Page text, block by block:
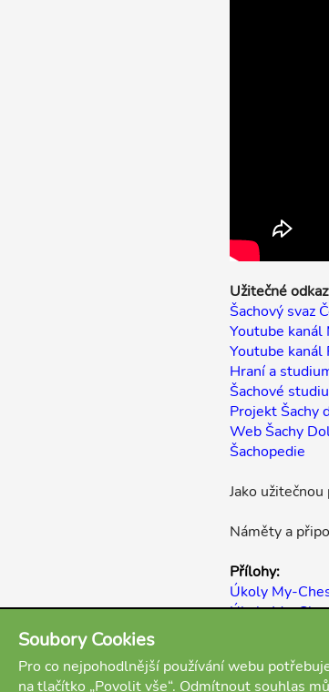
Užitečné
Šachový svaz
Youtube kanál
Youtube kanál
Hraní a
Šachové
Projekt Šachy
Web Šachy
Šachopedie
Jako
Náměty a
Přílohy:
Úkoly My-
Úkoly My-
Soubory Cookies
Pro co nejpohodlnější používání webu
na tlačítko „Povolit vše“. Odmítnout souhlas